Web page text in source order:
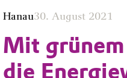
Hanau30. August 2021
Mit
die